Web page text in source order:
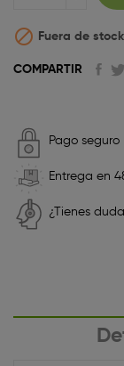
 Fuera de stock
COMPARTIR
Pago seguro
Entrega en
¿Tienes